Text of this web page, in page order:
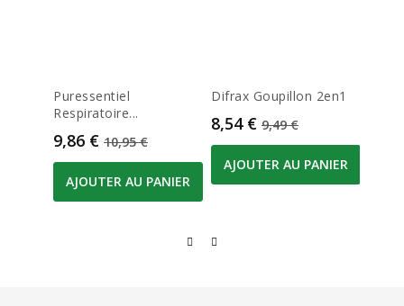
Puressentiel
Respiratoire...
Prix
9,86 € Prix de base
10,95 €
AJOUTER AU PANIER
Difrax Goupillon 2en1
Prix
8,54 € Prix de base
9,49 €
AJOUTER AU PANIER